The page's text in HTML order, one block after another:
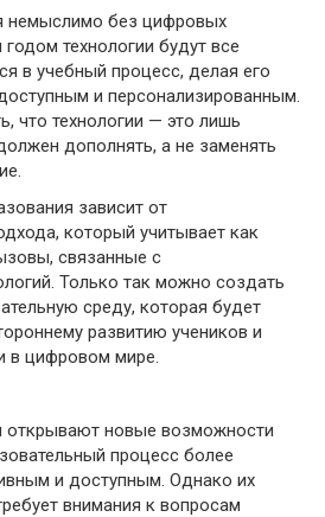
немыслимо без цифровых
технологии будут все
в учебный процесс, делая его
и персонализированным.
что технологии — это лишь
дополнять, а не заменять
зависит от
который учитывает как
связанные с
Только так можно создать
среду, которая будет
развитию учеников и
в цифровом мире.
открывают новые возможности
процесс более
и доступным. Однако их
внимания к вопросам